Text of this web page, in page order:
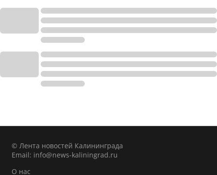
© Лента новостей Калининграда
Email: info@news-kaliningrad.ru
О нас